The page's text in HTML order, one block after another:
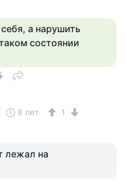
а нарушить
состоянии
8 лет 1
лежал на